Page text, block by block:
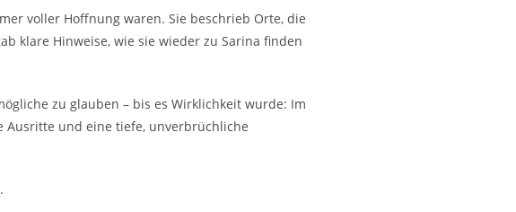
voller Hoffnung waren. Sie beschrieb Orte, die
klare Hinweise, wie sie wieder zu Sarina finden
zu glauben – bis es Wirklichkeit wurde: Im
Ausritte und eine tiefe, unverbrüchliche